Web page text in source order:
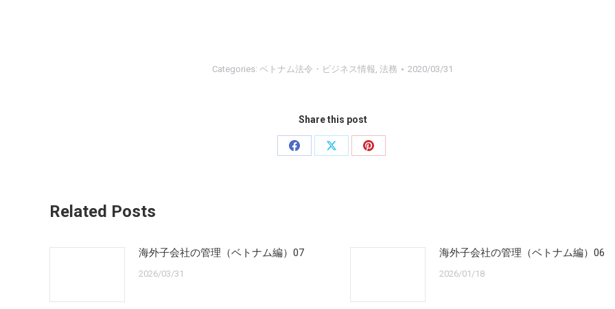
Categories: ベトナム法令・ビジネス情報, 法務 2020/03/31
Share this post
Share
Share
Share
Related Posts
海外子会社の管理（ベトナム編）07
2026/03/31
海外子会社の管理（ベトナム編）06
2026/01/18